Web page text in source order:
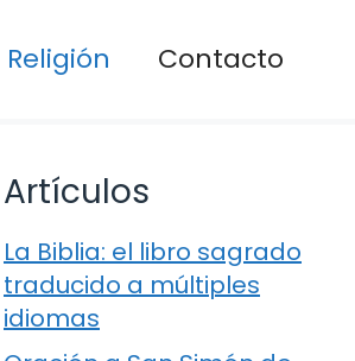
Religión Contacto
Artículos
La Biblia: el libro sagrado
traducido a múltiples
idiomas